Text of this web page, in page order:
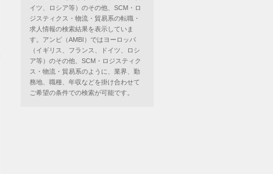
イツ、ロシア等）のその他、SCM・ロ
ジスティクス・物流・貿易系の転職・
求人情報の検索結果を表示していま
す。アンビ（AMBI）ではヨーロッパ
（イギリス、フランス、ドイツ、ロシ
ア等）のその他、SCM・ロジスティク
ス・物流・貿易系のように、業界、勤
務地、職種、年収などを掛け合わせて
ご希望の条件での検索が可能です。